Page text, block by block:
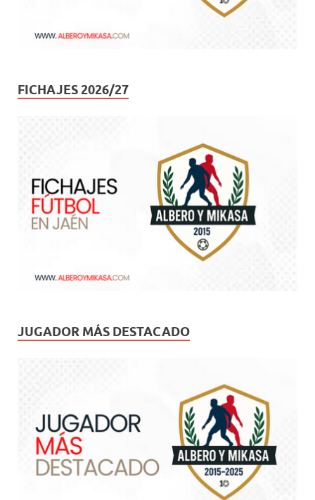
FICHAJES 2026/27
JUGADOR MÁS DESTACADO